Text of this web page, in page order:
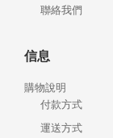
聯絡我們
信息
購物說明
付款方式
運送方式